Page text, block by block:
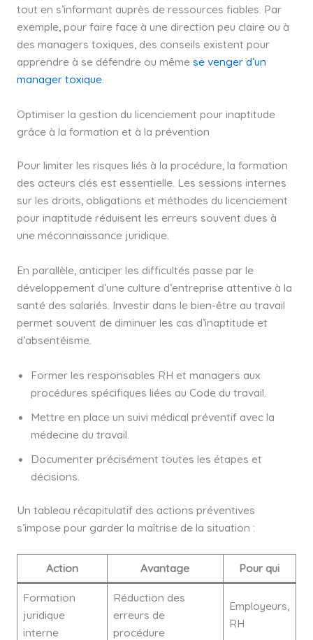
tout en s’informant auprès de ressources fiables. Par
exemple, pour faire face à une direction peu claire ou à
des managers toxiques, des conseils existent pour
apprendre à se défendre ou même se venger d’un
manager toxique.
Optimiser la gestion du licenciement pour inaptitude
grâce à la formation et à la prévention
Pour limiter les risques liés à la procédure, la formation
des acteurs clés est essentielle. Les sessions internes
sur les droits, obligations et méthodes du licenciement
pour inaptitude réduisent les erreurs souvent dues à
une méconnaissance juridique.
En parallèle, anticiper les difficultés passe par le
développement d’une culture d’entreprise attentive à la
santé des salariés. Investir dans le bien-être au travail
permet souvent de diminuer les cas d’inaptitude et
d’absentéisme.
Former les responsables RH et managers aux
procédures spécifiques liées au Code du travail.
Mettre en place un suivi médical préventif avec la
médecine du travail.
Documenter précisément toutes les étapes et
décisions.
Un tableau récapitulatif des actions préventives
s’impose pour garder la maîtrise de la situation :
Action Avantage Pour qui
Formation
juridique
interne
Réduction des
erreurs de
procédure
Employeurs,
RH